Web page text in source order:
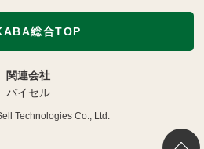
総合TOP
関連会社
バイセル
Technologies Co., Ltd.